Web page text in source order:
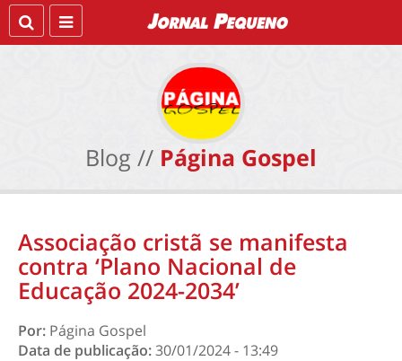
Blog // Página Gospel
Associação cristã se manifesta
contra ‘Plano Nacional de
Educação 2024-2034’
Por: Página Gospel
Data de publicação:30/01/2024 - 13:49